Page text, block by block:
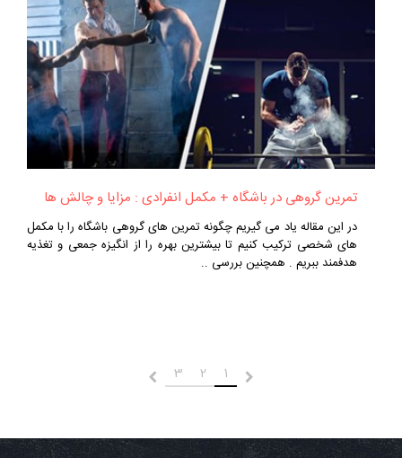
تمرین گروهی در باشگاه + مکمل‌ انفرادی : مزایا و چالش‌ ها
در این مقاله یاد می‌ گیریم چگونه تمرین‌ های گروهی باشگاه را با مکمل‌
های شخصی ترکیب کنیم تا بیشترین بهره را از انگیزه جمعی و تغذیه
هدفمند ببریم . همچنین بررسی ..
1
2
3